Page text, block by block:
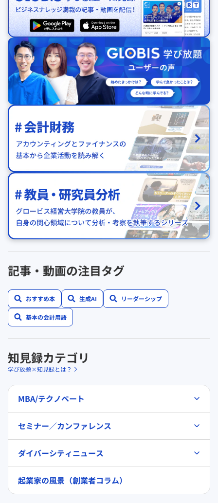
記事・動画の注目タグ
おすすめ本 生成AI リーダーシップ
基本の会計用語
知見録カテゴリ
学び放題×知見録とは？
MBA/テクノベート
セミナー／カンファレンス
ダイバーシティニュース
起業家の風景（創業者コラム）